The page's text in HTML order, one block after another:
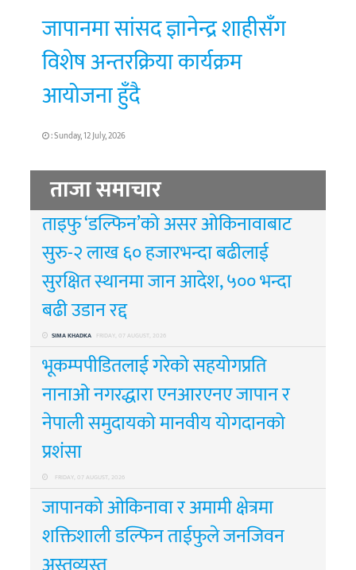
जापानमा सांसद ज्ञानेन्द्र शाहीसँग
विशेष अन्तरक्रिया कार्यक्रम
आयोजना हुँदै
: Sunday, 12 July, 2026
ताजा समाचार
ताइफु ‘डल्फिन’को असर ओकिनावाबाट
सुरु-२ लाख ६० हजारभन्दा बढीलाई
सुरक्षित स्थानमा जान आदेश, ५०० भन्दा
बढी उडान रद्द
SIMA KHADKA FRIDAY, 07 AUGUST, 2026
भूकम्पपीडितलाई गरेको सहयोगप्रति
नानाओ नगरद्धारा एनआरएनए जापान र
नेपाली समुदायको मानवीय योगदानको
प्रशंसा
FRIDAY, 07 AUGUST, 2026
जापानको ओकिनावा र अमामी क्षेत्रमा
शक्तिशाली डल्फिन ताईफुले जनजिवन